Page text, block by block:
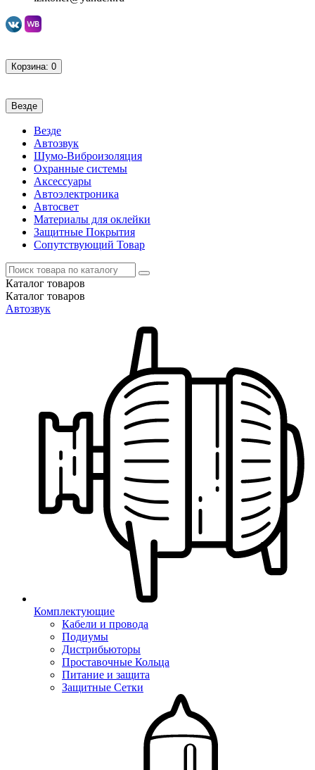
Корзина: 0
Везде
Везде
Автозвук
Шумо-Виброизоляция
Охранные системы
Аксессуары
Автоэлектроника
Автосвет
Материалы для оклейки
Защитные Покрытия
Сопутствующий Товар
Каталог товаров
Каталог товаров
Автозвук
Комплектующие
Кабели и провода
Подиумы
Дистрибьюторы
Проставочные Кольца
Питание и защита
Защитные Сетки